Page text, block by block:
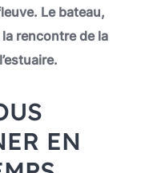
Le bateau,
rencontre de la
EN